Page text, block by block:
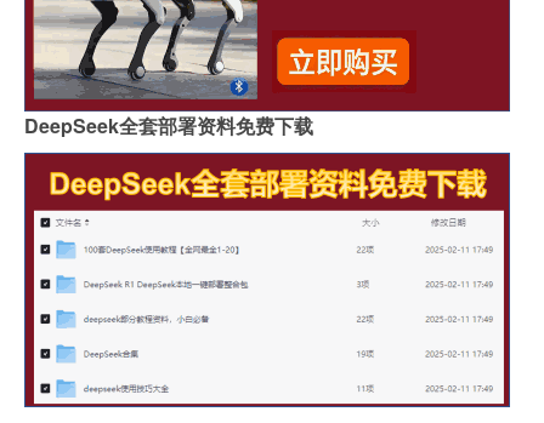
DeepSeek全套部署资料免费下载